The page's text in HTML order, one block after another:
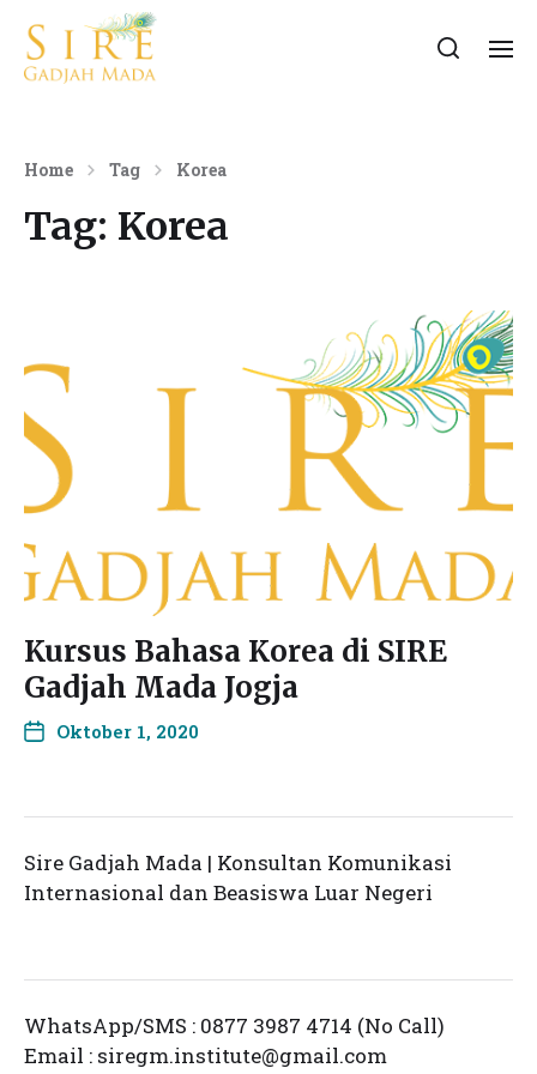
Home Tag Korea
Tag: Korea
Kursus Bahasa Korea di SIRE
Gadjah Mada Jogja
Oktober 1, 2020
Sire Gadjah Mada | Konsultan Komunikasi
Internasional dan Beasiswa Luar Negeri
WhatsApp/SMS : 0877 3987 4714 (No Call)
Email : siregm.institute@gmail.com